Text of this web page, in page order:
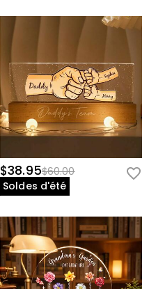
$38.95$60.00
Soldes d'été